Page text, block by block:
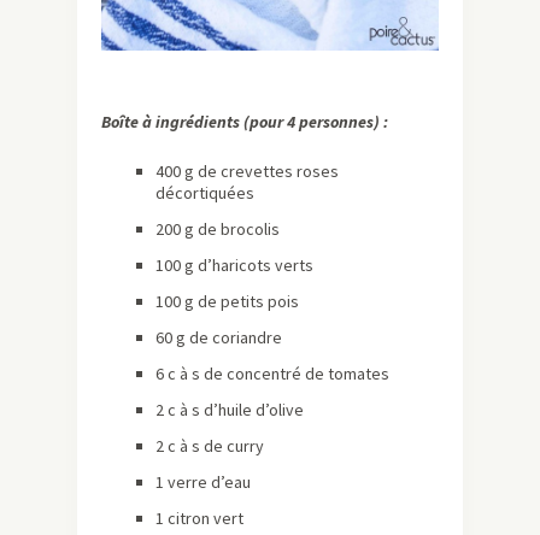
Boîte à ingrédients (pour 4 personnes) :
400 g de crevettes roses
décortiquées
200 g de brocolis
100 g d’haricots verts
100 g de petits pois
60 g de coriandre
6 c à s de concentré de tomates
2 c à s d’huile d’olive
2 c à s de curry
1 verre d’eau
1 citron vert